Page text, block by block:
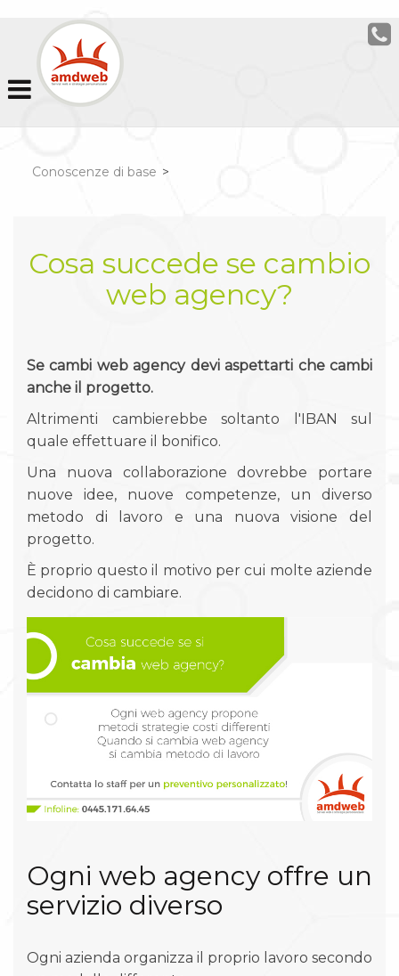
Conoscenze di base >
Cosa succede se cambio
web agency?
Se cambi web agency devi aspettarti che cambi
anche il progetto.
Altrimenti cambierebbe soltanto l'IBAN sul
quale effettuare il bonifico.
Una nuova collaborazione dovrebbe portare
nuove idee, nuove competenze, un diverso
metodo di lavoro e una nuova visione del
progetto.
È proprio questo il motivo per cui molte aziende
decidono di cambiare.
Ogni web agency offre un
servizio diverso
Ogni azienda organizza il proprio lavoro secondo